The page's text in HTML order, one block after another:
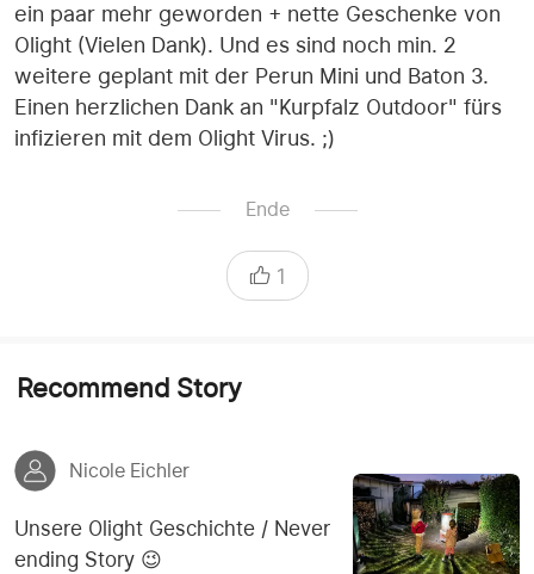
ein paar mehr geworden + nette Geschenke von
Olight (Vielen Dank). Und es sind noch min. 2
weitere geplant mit der Perun Mini und Baton 3.
Einen herzlichen Dank an "Kurpfalz Outdoor" fürs
infizieren mit dem Olight Virus. ;)
Ende
1
Recommend Story
Nicole Eichler
Unsere Olight Geschichte / Never
ending Story 😉